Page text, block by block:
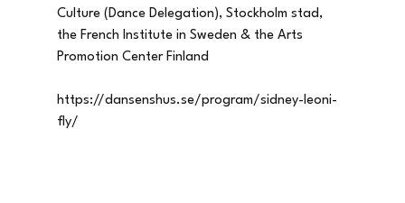
Culture (Dance Delegation), Stockholm stad,
the French Institute in Sweden & the Arts
Promotion Center Finland
https://dansenshus.se/program/sidney-leoni-
fly/